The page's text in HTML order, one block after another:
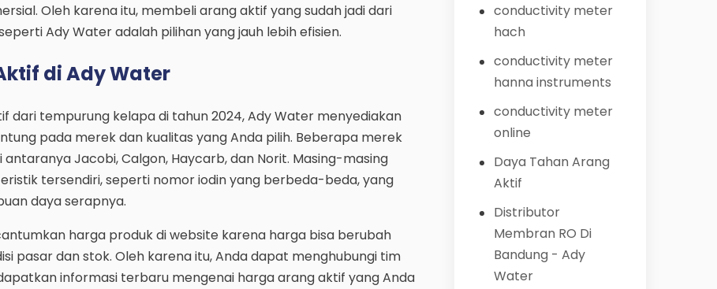
Oleh karena itu, membeli arang aktif yang sudah jadi dari
Ady Water adalah pilihan yang jauh lebih efisien.
di Ady Water
dari tempurung kelapa di tahun 2024, Ady Water menyediakan
pada merek dan kualitas yang Anda pilih. Beberapa merek
Jacobi, Calgon, Haycarb, dan Norit. Masing-masing
tersendiri, seperti nomor iodin yang berbeda-beda, yang
daya serapnya.
harga produk di website karena harga bisa berubah
pasar dan stok. Oleh karena itu, Anda dapat menghubungi tim
informasi terbaru mengenai harga arang aktif yang Anda
conductivity meter
hach
conductivity meter
hanna instruments
conductivity meter
online
Daya Tahan Arang
Aktif
Distributor
Membran RO Di
Bandung - Ady
Water